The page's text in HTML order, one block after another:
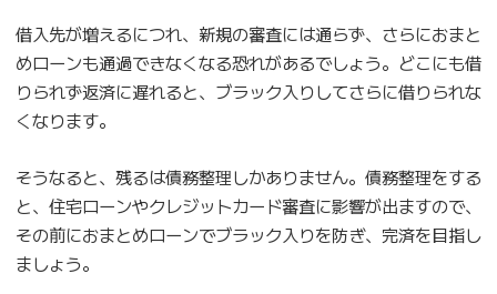
借入先が増えるにつれ、新規の審査には通らず、さらにおまと
めローンも通過できなくなる恐れがあるでしょう。どこにも借
りられず返済に遅れると、ブラック入りしてさらに借りられな
くなります。
そうなると、残るは債務整理しかありません。債務整理をする
と、住宅ローンやクレジットカード審査に影響が出ますので、
その前におまとめローンでブラック入りを防ぎ、完済を目指し
ましょう。